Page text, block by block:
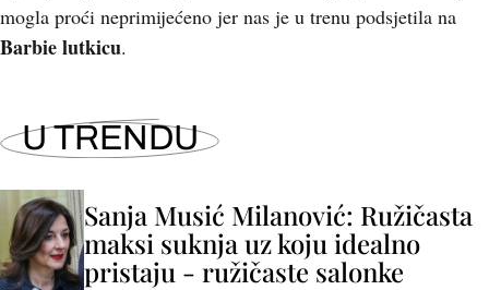
mogla proći neprimijećeno jer nas je u trenu podsjetila na
Barbie lutkicu.
U TRENDU
Sanja Musić Milanović: Ružičasta
maksi suknja uz koju idealno
pristaju - ružičaste salonke